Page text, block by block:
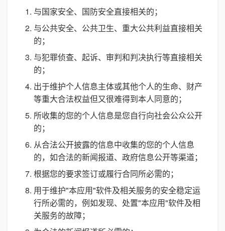
与国家安全、国防安全直接相关的；
与公共安全、公共卫生、重大公共利益直接相关
的；
与犯罪侦查、起诉、审判和判决执行等直接相关
的；
出于维护个人信息主体或其他个人的生命、财产
等重大合法权益但又很难得到本人同意的；
所收集的您的个人信息是您自行向社会公众公开
的；
从合法公开披露的信息中收集的您的个人信息
的，如合法的新闻报道、政府信息公开等渠道；
根据您的要求签订或履行合同所必需的；
用于维护"本应用"软件及相关服务的安全稳定运
行所必需的，例如发现、处置"本应用"软件及相
关服务的故障；